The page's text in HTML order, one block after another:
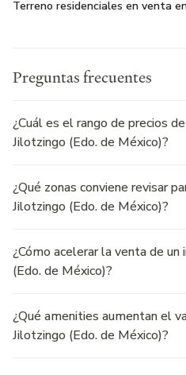
Terreno residenciales en venta
Preguntas frecuentes
¿Cuál es el rango de precios
Jilotzingo (Edo. de México)?
¿Qué zonas conviene revisar
Jilotzingo (Edo. de México)?
¿Cómo acelerar la venta de
(Edo. de México)?
¿Qué amenities aumentan el
Jilotzingo (Edo. de México)?